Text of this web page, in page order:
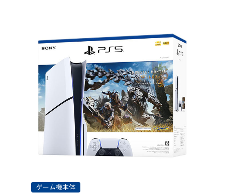
ゲーム機本体